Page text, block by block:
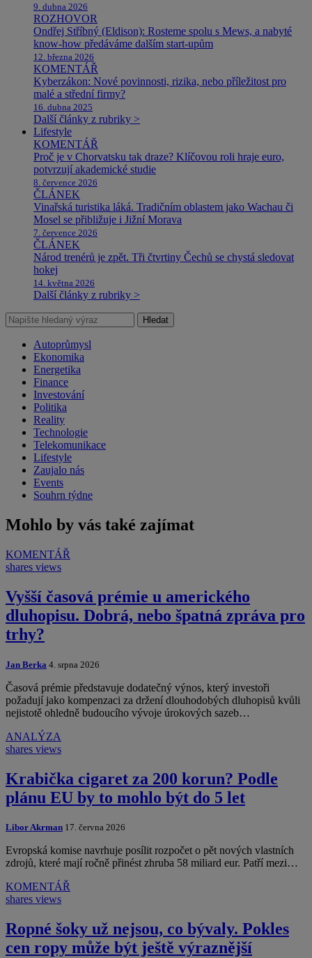
9. dubna 2026
ROZHOVOR
Ondřej Stříbný (Eldison): Rosteme spolu s Mews, a nabyté
know-how předáváme dalším start-upům
12. března 2026
KOMENTÁŘ
Kyberzákon: Nové povinnosti, rizika, nebo příležitost pro
malé a střední firmy?
16. dubna 2025
Další články z rubriky >
Lifestyle
KOMENTÁŘ
Proč je v Chorvatsku tak draze? Klíčovou roli hraje euro,
potvrzují akademické studie
8. července 2026
ČLÁNEK
Vinařská turistika láká. Tradičním oblastem jako Wachau či
Mosel se přibližuje i Jižní Morava
7. července 2026
ČLÁNEK
Národ trenérů je zpět. Tři čtvrtiny Čechů se chystá sledovat
hokej
14. května 2026
Další články z rubriky >
Hledat
Autoprůmysl
Ekonomika
Energetika
Finance
Investování
Politika
Reality
Technologie
Telekomunikace
Lifestyle
Zaujalo nás
Events
Souhrn týdne
Mohlo by vás také zajímat
KOMENTÁŘ
shares views
Vyšší časová prémie u amerického
dluhopisu. Dobrá, nebo špatná zpráva pro
trhy?
Jan Berka 4. srpna 2026
Časová prémie představuje dodatečný výnos, který investoři
požadují jako kompenzaci za držení dlouhodobých dluhopisů kvůli
nejistotě ohledně budoucího vývoje úrokových sazeb…
ANALÝZA
shares views
Krabička cigaret za 200 korun? Podle
plánu EU by to mohlo být do 5 let
Libor Akrman 17. června 2026
Evropská komise navrhuje posílit rozpočet o pět nových vlastních
zdrojů, které mají ročně přinést zhruba 58 miliard eur. Patří mezi…
KOMENTÁŘ
shares views
Ropné šoky už nejsou, co bývaly. Pokles
cen ropy může být ještě výraznější